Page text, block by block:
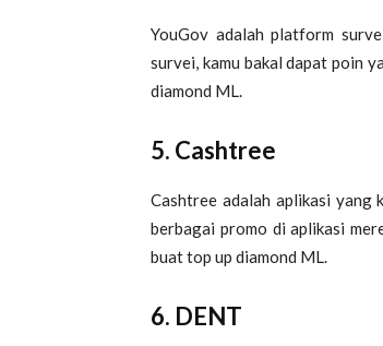
YouGov adalah platform
survei, kamu bakal dapat poin
diamond ML.
5. Cashtree
Cashtree adalah aplikasi yang
berbagai promo di aplikasi
buat top up diamond ML.
6. DENT